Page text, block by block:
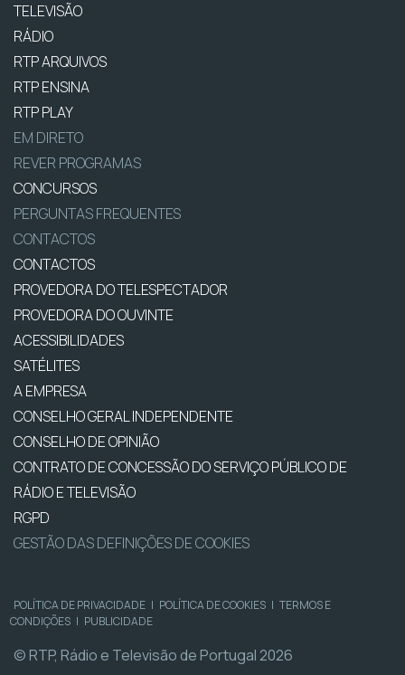
TELEVISÃO
RÁDIO
RTP ARQUIVOS
RTP ENSINA
RTP PLAY
EM DIRETO
REVER PROGRAMAS
CONCURSOS
PERGUNTAS FREQUENTES
CONTACTOS
CONTACTOS
PROVEDORA DO TELESPECTADOR
PROVEDORA DO OUVINTE
ACESSIBILIDADES
SATÉLITES
A EMPRESA
CONSELHO GERAL INDEPENDENTE
CONSELHO DE OPINIÃO
CONTRATO DE CONCESSÃO DO SERVIÇO PÚBLICO DE
RÁDIO E TELEVISÃO
RGPD
GESTÃO DAS DEFINIÇÕES DE COOKIES
POLÍTICA DE PRIVACIDADE | POLÍTICA DE COOKIES | TERMOS E
CONDIÇÕES | PUBLICIDADE
© RTP, Rádio e Televisão de Portugal 2026